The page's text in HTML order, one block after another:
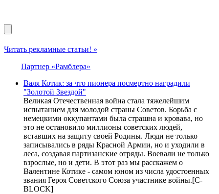
Читать рекламные статьи! »
Партнер «Рамблера»
Валя Котик: за что пионера посмертно наградили
"Золотой Звездой"
Великая Отечественная война стала тяжелейшим
испытанием для молодой страны Советов. Борьба с
немецкими оккупантами была страшна и кровава, но
это не остановило миллионы советских людей,
вставших на защиту своей Родины. Люди не только
записывались в ряды Красной Армии, но и уходили в
леса, создавая партизанские отряды. Воевали не только
взрослые, но и дети. В этот раз мы расскажем о
Валентине Котике - самом юном из числа удостоенных
звания Героя Советского Союза участнике войны.[С-
BLOCK]